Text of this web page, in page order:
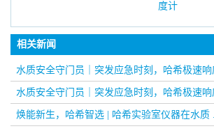
度计
相关新闻
水质安全守门员｜突发应急时刻，哈希极速响
水质安全守门员｜突发应急时刻，哈希极速响
焕能新生，哈希智选 | 哈希实验室仪器在水质